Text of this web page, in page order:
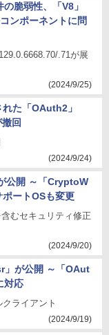
脆弱性、「V8」
ンポーネントに問
.71が展
(2024/9/25)
た「OAuth2」
回
(2024/9/24)
公開 ～「CryptoW
ートOSも変更
むセキュリティ修正
(2024/9/20)
」が公開 ～「OAut
対応
ライアント
(2024/9/19)